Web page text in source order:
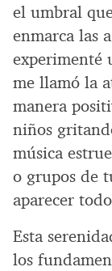
el umbral
enmarca las
experimenté
me llamó la
manera
niños
música
o grupos de
aparecer
Esta
los